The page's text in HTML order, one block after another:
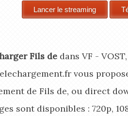
Fils de dans VF -
vous
de Fils de, ou direct
sont disponibles : 720p,